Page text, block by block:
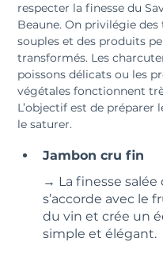
respecter la finesse du
Beaune. On privilégie des
souples et des produits
transformés. Les
poissons délicats ou les
végétales fonctionnent
L’objectif est de préparer
le saturer.
Jambon cru fin
→ La finesse
s’accorde avec le
du vin et crée un
simple et élégant.